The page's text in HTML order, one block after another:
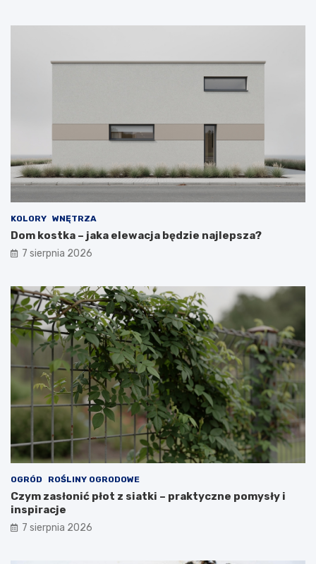
KOLORY WNĘTRZA
Dom kostka – jaka elewacja będzie najlepsza?
7 sierpnia 2026
OGRÓD ROŚLINY OGRODOWE
Czym zasłonić płot z siatki – praktyczne pomysły i
inspiracje
7 sierpnia 2026